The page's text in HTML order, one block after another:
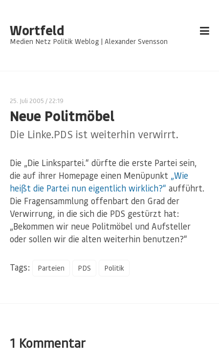
Wortfeld
Medien Netz Politik Weblog | Alexander Svensson
25. Juli 2005 / 22:19
Neue Politmöbel
Die Linke.PDS ist weiterhin verwirrt.
Die „Die Linkspartei.“ dürfte die erste Partei sein,
die auf ihrer Homepage einen Menüpunkt „Wie
heißt die Partei nun eigentlich wirklich?“ aufführt.
Die Fragensammlung offenbart den Grad der
Verwirrung, in die sich die PDS gestürzt hat:
„Bekommen wir neue Politmöbel und Aufsteller
oder sollen wir die alten weiterhin benutzen?“
Tags: Parteien PDS Politik
1 Kommentar